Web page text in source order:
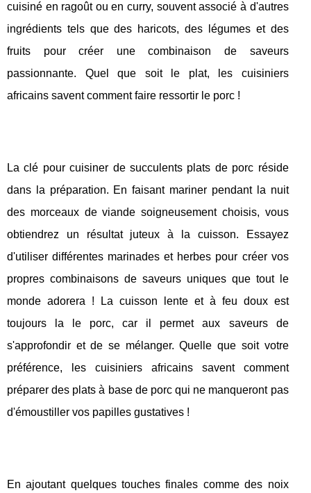
cuisiné en ragoût ou en curry, souvent associé à d'autres
ingrédients tels que des haricots, des légumes et des
fruits pour créer une combinaison de saveurs
passionnante. Quel que soit le plat, les cuisiniers
africains savent comment faire ressortir le porc !
La clé pour cuisiner de succulents plats de porc réside
dans la préparation. En faisant mariner pendant la nuit
des morceaux de viande soigneusement choisis, vous
obtiendrez un résultat juteux à la cuisson. Essayez
d'utiliser différentes marinades et herbes pour créer vos
propres combinaisons de saveurs uniques que tout le
monde adorera ! La cuisson lente et à feu doux est
toujours la le porc, car il permet aux saveurs de
s'approfondir et de se mélanger. Quelle que soit votre
préférence, les cuisiniers africains savent comment
préparer des plats à base de porc qui ne manqueront pas
d'émoustiller vos papilles gustatives !
En ajoutant quelques touches finales comme des noix